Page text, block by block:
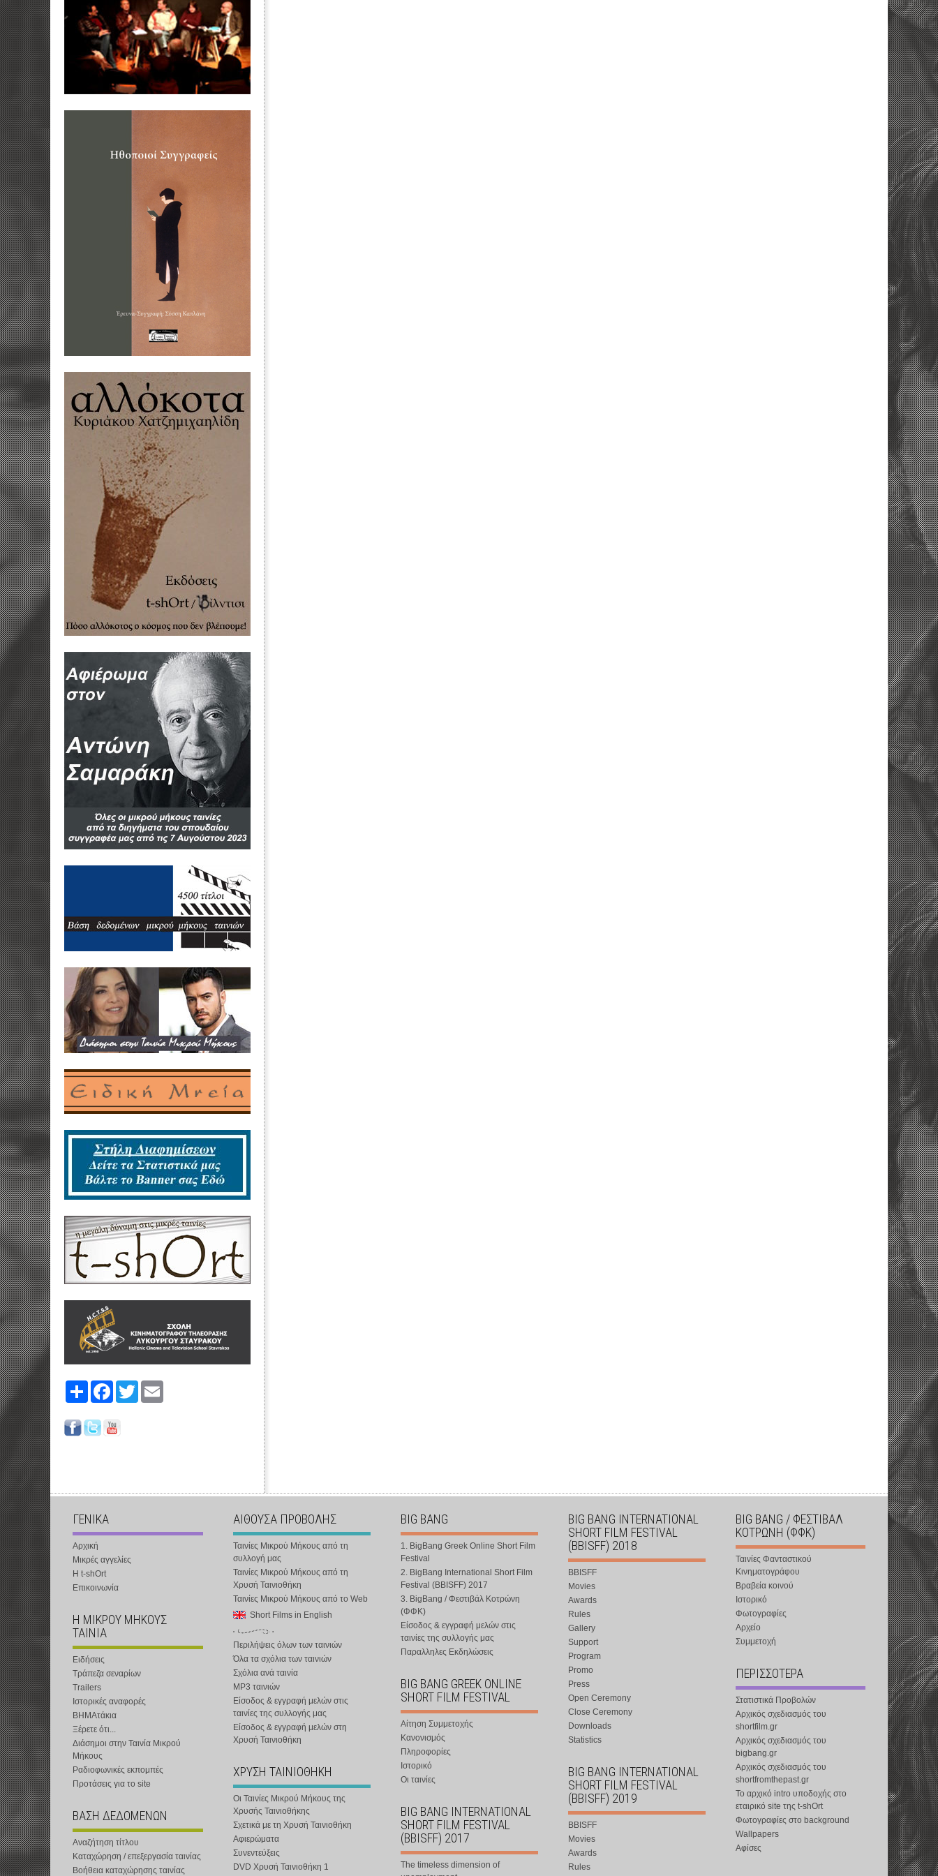
Share FacebookTwitter
ΓΕΝΙΚΑ
Αρχική
Μικρές αγγελίες
Η t-shOrt
Επικοινωνία
Η ΜΙΚΡΟΥ ΜΗΚΟΥΣ
ΤΑΙΝΙΑ
Ειδήσεις
Τράπεζα σεναρίων
Trailers
Ιστορικές αναφορές
ΒΗΜΑτάκια
Ξέρετε ότι...
Διάσημοι στην Ταινία Μικρού
Μήκους
Ραδιοφωνικές εκπομπές
Προτάσεις για το site
ΒΑΣΗ ΔΕΔΟΜΕΝΩΝ
Αναζήτηση τίτλου
Καταχώρηση / επεξεργασία ταινίας
Βοήθεια καταχώρησης ταινίας
ΑΙΘΟΥΣΑ ΠΡΟΒΟΛΗΣ
Ταινίες Μικρού Μήκους από τη
συλλογή μας
Ταινίες Μικρού Μήκους από τη
Χρυσή Ταινιοθήκη
Ταινίες Μικρού Μήκους από το Web
Short Films in English
Περιλήψεις όλων των ταινιών
Όλα τα σχόλια των ταινιών
Σχόλια ανά ταινία
MP3 ταινιών
Είσοδος & εγγραφή μελών στις
ταινίες της συλλογής μας
Είσοδος & εγγραφή μελών στη
Χρυσή Ταινιοθήκη
ΧΡΥΣΗ ΤΑΙΝΙΟΘΗΚΗ
Οι Ταινίες Μικρού Μήκους της
Χρυσής Ταινιοθήκης
Σχετικά με τη Χρυσή Ταινιοθήκη
Αφιερώματα
Συνεντεύξεις
DVD Χρυσή Ταινιοθήκη 1
BIG BANG
1. BigBang Greek Online Short Film
Festival
2. BigBang International Short Film
Festival (BBISFF) 2017
3. BigBang / Φεστιβάλ Κοτρώνη
(ΦΦΚ)
Είσοδος & εγγραφή μελών στις
ταινίες της συλλογής μας
Παραλληλες Εκδηλώσεις
BIG BANG GREEK ONLINE
SHORT FILM FESTIVAL
Αίτηση Συμμετοχής
Κανονισμός
Πληροφορίες
Ιστορικό
Οι ταινίες
BIG BANG INTERNATIONAL
SHORT FILM FESTIVAL
(BBISFF) 2017
The timeless dimension of
BIG BANG INTERNATIONAL
SHORT FILM FESTIVAL
(BBISFF) 2018
BBISFF
Movies
Awards
Rules
Gallery
Support
Program
Promo
Press
Open Ceremony
Close Ceremony
Downloads
Statistics
BIG BANG INTERNATIONAL
SHORT FILM FESTIVAL
(BBISFF) 2019
BBISFF
Movies
Awards
Rules
BIG BANG / ΦΕΣΤΙΒΑΛ
ΚΟΤΡΩΝΗ (ΦΦΚ)
Ταινίες Φανταστικού
Κινηματογράφου
Βραβεία κοινού
Ιστορικό
Φωτογραφίες
Αρχείο
Συμμετοχή
ΠΕΡΙΣΣΟΤΕΡΑ
Στατιστικά Προβολών
Αρχικός σχεδιασμός του
shortfilm.gr
Αρχικός σχεδιασμός του
bigbang.gr
Αρχικός σχεδιασμός του
shortfromthepast.gr
Το αρχικό intro υποδοχής στο
εταιρικό site της t-shOrt
Φωτογραφίες στο background
Wallpapers
Αφίσες